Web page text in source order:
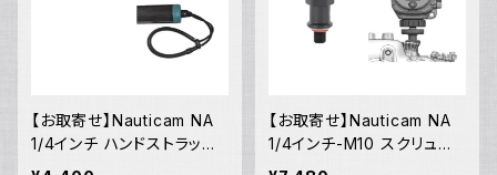
【お取寄せ】Nauticam NA
1/4インチ ハンドストラップ
[21818]
【お取寄せ】Nauticam NA
1/4インチ-M10 スクリュー
アダプター [21817]